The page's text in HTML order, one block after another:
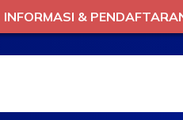
INFORMASI &